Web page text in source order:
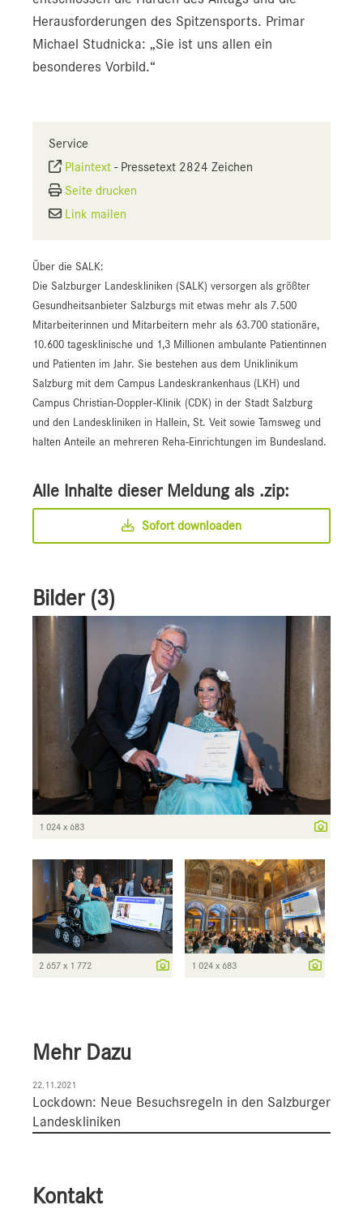
Herausforderungen des Spitzensports. Primar
Michael Studnicka: „Sie ist uns allen ein
besonderes Vorbild.“
Service
Plaintext - Pressetext 2824 Zeichen
Seite drucken
Link mailen
Über die SALK:
Die Salzburger Landeskliniken (SALK) versorgen als größter
Gesundheitsanbieter Salzburgs mit etwas mehr als 7.500
Mitarbeiterinnen und Mitarbeitern mehr als 63.700 stationäre,
10.600 tagesklinische und 1,3 Millionen ambulante Patientinnen
und Patienten im Jahr. Sie bestehen aus dem Uniklinikum
Salzburg mit dem Campus Landeskrankenhaus (LKH) und
Campus Christian-Doppler-Klinik (CDK) in der Stadt Salzburg
und den Landeskliniken in Hallein, St. Veit sowie Tamsweg und
halten Anteile an mehreren Reha-Einrichtungen im Bundesland.
Alle Inhalte dieser Meldung als .zip:
Sofort downloaden
Bilder (3)
1 024 x 683
2 657 x 1 772 1 024 x 683
Mehr Dazu
22.11.2021
Lockdown: Neue Besuchsregeln in den Salzburger
Landeskliniken
Kontakt